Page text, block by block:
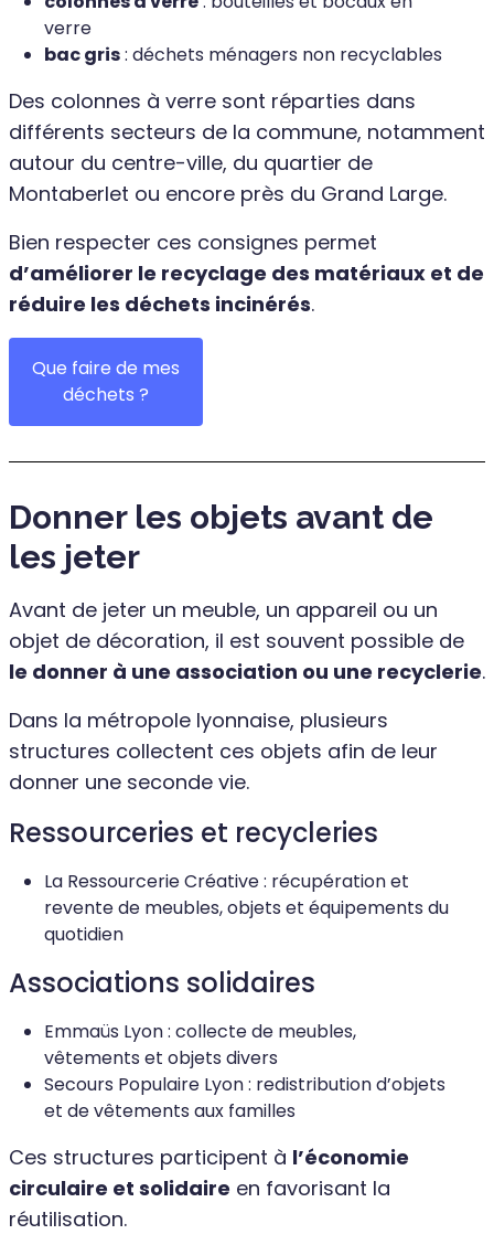
verre
bac gris: déchets ménagers non recyclables
Des colonnes à verre sont réparties dans
différents secteurs de la commune, notamment
autour du centre-ville, du quartier de
Montaberlet ou encore près du Grand Large.
Bien respecter ces consignes permet
d’améliorer le recyclage des matériaux et de
réduire les déchets incinérés.
Que faire de mes
déchets ?
Donner les objets avant de
les jeter
Avant de jeter un meuble, un appareil ou un
objet de décoration, il est souvent possible de
le donner à une association ou une recyclerie.
Dans la métropole lyonnaise, plusieurs
structures collectent ces objets afin de leur
donner une seconde vie.
Ressourceries et recycleries
La Ressourcerie Créative : récupération et
revente de meubles, objets et équipements du
quotidien
Associations solidaires
Emmaüs Lyon : collecte de meubles,
vêtements et objets divers
Secours Populaire Lyon : redistribution d’objets
et de vêtements aux familles
Ces structures participent à l’économie
circulaire et solidaire en favorisant la
réutilisation.